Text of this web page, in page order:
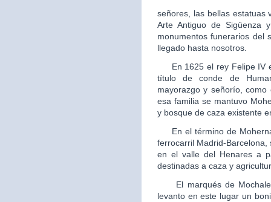
señores, las bellas estatuas
Arte Antiguo de Sigüenza
monumentos funerarios del
llegado hasta nosotros.
En 1625 el rey Felipe IV
título de conde de
mayorazgo y señorío,
esa familia se mantuvo
y bosque de caza existente
En el término de
ferrocarril Madrid-
en el valle del Henares a
destinadas a caza y
El marqués de
levanto en este lugar un